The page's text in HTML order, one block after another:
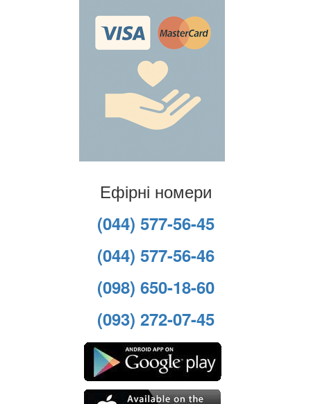
Ефірні номери
(044) 577-56-45
(044) 577-56-46
(098) 650-18-60
(093) 272-07-45